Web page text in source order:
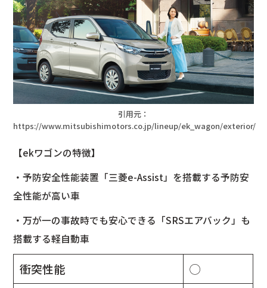
引用元：
https://www.mitsubishimotors.co.jp/lineup/ek_wagon/exterior/
【ekワゴンの特徴】
・予防安全性能装置「三菱e-Assist」を搭載する予防安
全性能が高い車
・万が一の事故時でも安心できる「SRSエアバック」も
搭載する軽自動車
衝突性能
◯